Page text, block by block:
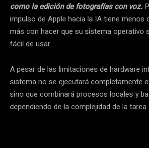
como la edición de fotografías con voz.
impulso de Apple hacia la IA tiene menos
más con hacer que su sistema operativo
fácil de usar.
A pesar de las limitaciones de hardware
sistema no se ejecutará completamente
sino que combinará procesos locales y
dependiendo de la complejidad de la